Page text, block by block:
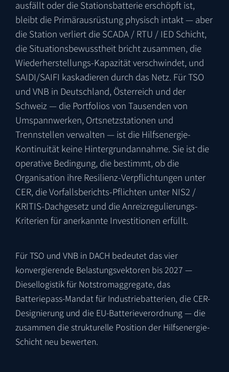
ausfällt oder die Stationsbatterie erschöpft ist,
bleibt die Primärausrüstung physisch intakt — aber
die Station verliert die SCADA / RTU / IED Schicht,
die Situationsbewusstheit bricht zusammen, die
Wiederherstellungs-Kapazität verschwindet, und
SAIDI/SAIFI kaskadieren durch das Netz. Für TSO
und VNB in Deutschland, Österreich und der
Schweiz — die Portfolios von Tausenden von
Umspannwerken, Ortsnetzstationen und
Trennstellen verwalten — ist die Hilfsenergie-
Kontinuität keine Hintergrundannahme. Sie ist die
operative Bedingung, die bestimmt, ob die
Organisation ihre Resilienz-Verpflichtungen unter
CER, die Vorfallsberichts-Pflichten unter NIS2 /
KRITIS-Dachgesetz und die Anreizregulierungs-
Kriterien für anerkannte Investitionen erfüllt.
Für TSO und VNB in DACH bedeutet das vier
konvergierende Belastungsvektoren bis 2027 —
Diesellogistik für Notstromaggregate, das
Batteriepass-Mandat für Industriebatterien, die CER-
Designierung und die EU-Batterieverordnung — die
zusammen die strukturelle Position der Hilfsenergie-
Schicht neu bewerten.